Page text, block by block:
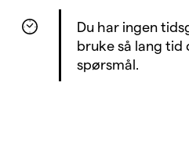
Du har ingen
bruke så lang tid
spørsmål.